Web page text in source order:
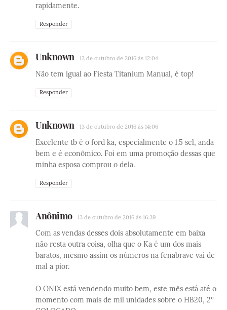
rapidamente.
Responder
Unknown 13 de outubro de 2016 às 12:04
Não tem igual ao Fiesta Titanium Manual, é top!
Responder
Unknown 13 de outubro de 2016 às 14:06
Excelente tb é o ford ka, especialmente o 1.5 sel, anda
bem e é econômico. Foi em uma promoção dessas que
minha esposa comprou o dela.
Responder
Anônimo 13 de outubro de 2016 às 16:39
Com as vendas desses dois absolutamente em baixa
não resta outra coisa, olha que o Ka é um dos mais
baratos, mesmo assim os números na fenabrave vai de
mal a pior.
O ONIX está vendendo muito bem, este mês está até o
momento com mais de mil unidades sobre o HB20, 2º